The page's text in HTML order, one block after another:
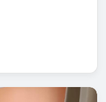
находи
в одном